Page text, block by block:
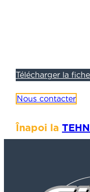
Télécharger la
Nous contacter
Înapoi la